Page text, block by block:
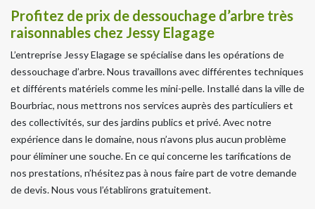
Profitez de prix de dessouchage d’arbre très
raisonnables chez Jessy Elagage
L’entreprise Jessy Elagage se spécialise dans les opérations de
dessouchage d’arbre. Nous travaillons avec différentes techniques
et différents matériels comme les mini-pelle. Installé dans la ville de
Bourbriac, nous mettrons nos services auprès des particuliers et
des collectivités, sur des jardins publics et privé. Avec notre
expérience dans le domaine, nous n’avons plus aucun problème
pour éliminer une souche. En ce qui concerne les tarifications de
nos prestations, n’hésitez pas à nous faire part de votre demande
de devis. Nous vous l’établirons gratuitement.